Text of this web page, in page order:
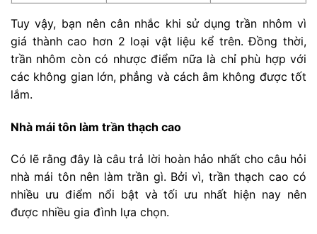
Tuy vậy, bạn nên cân nhắc khi sử dụng trần nhôm vì
giá thành cao hơn 2 loại vật liệu kể trên. Đồng thời,
trần nhôm còn có nhược điểm nữa là chỉ phù hợp với
các không gian lớn, phẳng và cách âm không được tốt
lắm.
Nhà mái tôn làm trần thạch cao
Có lẽ rằng đây là câu trả lời hoàn hảo nhất cho câu hỏi
nhà mái tôn nên làm trần gì. Bởi vì, trần thạch cao có
nhiều ưu điểm nổi bật và tối ưu nhất hiện nay nên
được nhiều gia đình lựa chọn.